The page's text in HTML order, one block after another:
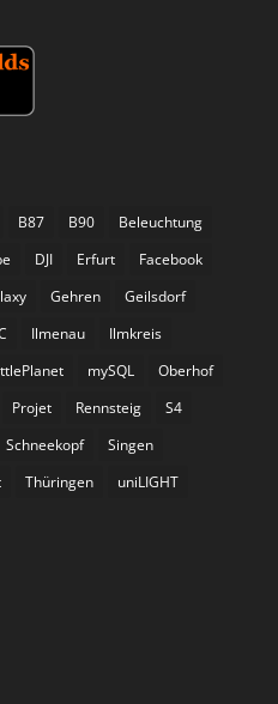
B87 B90
Beleuchtung
DJI Erfurt
Facebook
Gehren
Geilsdorf
Ilmenau
Ilmkreis
mySQL
Oberhof
Projet Rennsteig
S4
Schneekopf
Singen
Thüringen
uniLIGHT